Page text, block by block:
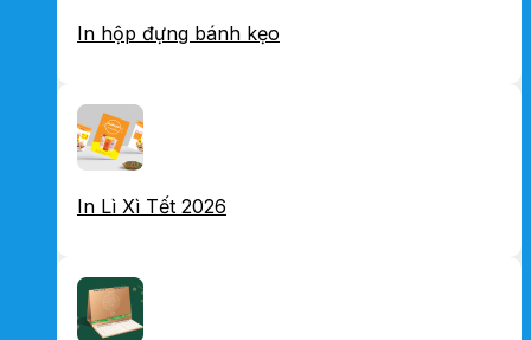
In hộp đựng bánh kẹo
In Lì Xì Tết 2026